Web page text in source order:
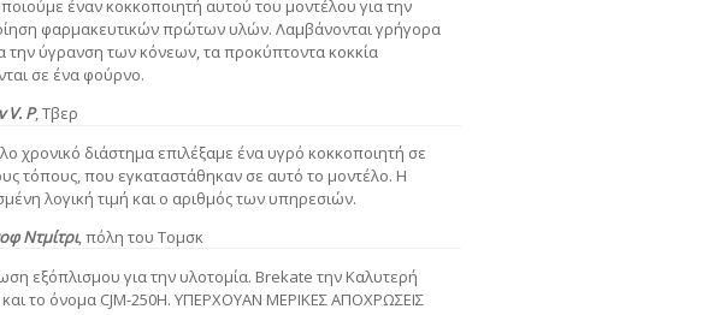
έναν κοκκοποιητή αυτού του μοντέλου για την
φαρμακευτικών πρώτων υλών. Λαμβάνονται γρήγορα
την ύγρανση των κόνεων, τα προκύπτοντα κοκκία
σε ένα φούρνο.
V. Ρ, Τβερ
χρονικό διάστημα επιλέξαμε ένα υγρό κοκκοποιητή σε
τόπους, που εγκαταστάθηκαν σε αυτό το μοντέλο. Η
λογική τιμή και ο αριθμός των υπηρεσιών.
Ντμίτρι, πόλη του Τομσκ
εξόπλισμου για την υλοτομία. Brekate την Καλυτερή
και το όνομα CJM-250H. ΥΠΕΡΧΟΥΑΝ ΜΕΡΙΚΕΣ ΑΠΟΧΡΩΣΕΙΣ